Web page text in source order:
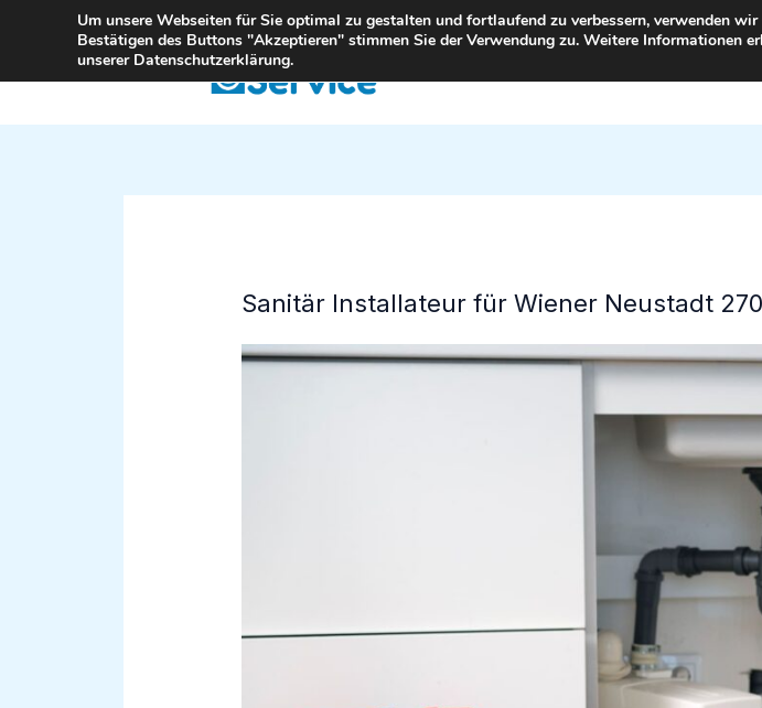
springen
Sanitär Installateur für Wiener Neustadt
Um unsere Webseiten für Sie optimal zu gestalten und fortlaufend zu verbessern, verwenden
Bestätigen des Buttons "Akzeptieren" stimmen Sie der Verwendung zu. Weitere Informationen
unserer Datenschutzerklärung.